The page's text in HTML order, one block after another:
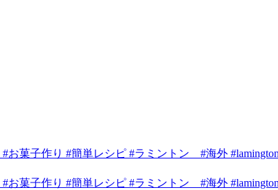
菓子作り #簡単レシピ #ラミントン #海外
菓子作り #簡単レシピ #ラミントン #海外